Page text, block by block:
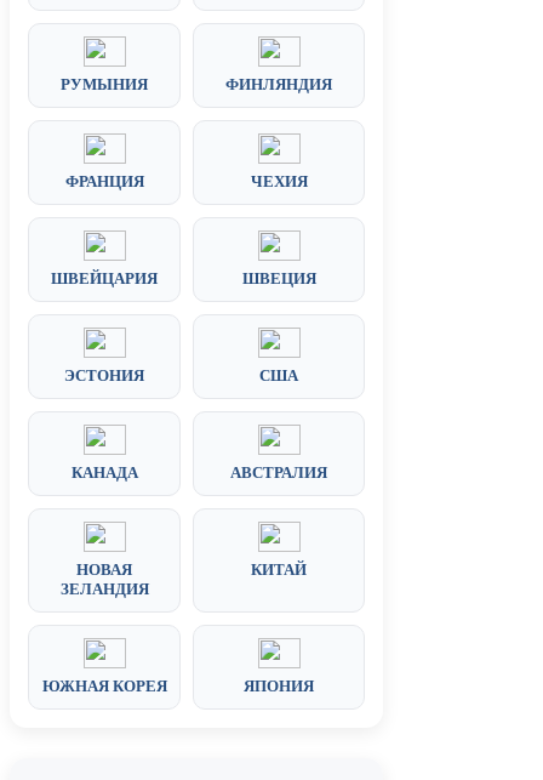
РУМЫНИЯ ФИНЛЯНДИЯ
ФРАНЦИЯ ЧЕХИЯ
ШВЕЙЦАРИЯ ШВЕЦИЯ
ЭСТОНИЯ США
КАНАДА АВСТРАЛИЯ
НОВАЯ
ЗЕЛАНДИЯ
КИТАЙ
ЮЖНАЯ КОРЕЯ ЯПОНИЯ